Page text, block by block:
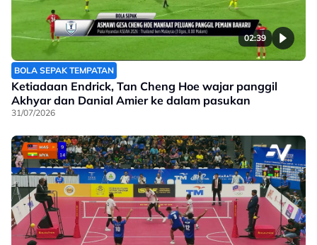
02:39
BOLA SEPAK TEMPATAN
Ketiadaan Endrick, Tan Cheng Hoe wajar panggil
Akhyar dan Danial Amier ke dalam pasukan
31/07/2026